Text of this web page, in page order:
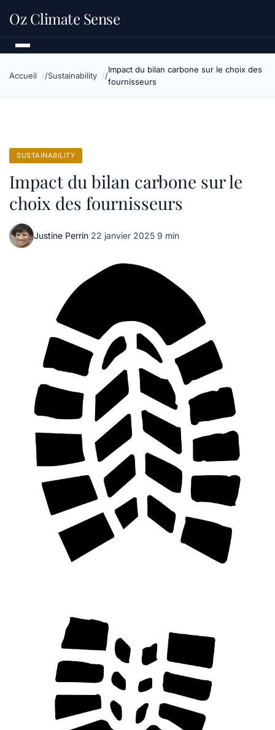
Oz Climate Sense
Accueil Sustainability
Impact du bilan carbone sur le choix des
fournisseurs
SUSTAINABILITY
Impact du bilan carbone sur le
choix des fournisseurs
Justine Perrin·22 janvier 2025·9 min